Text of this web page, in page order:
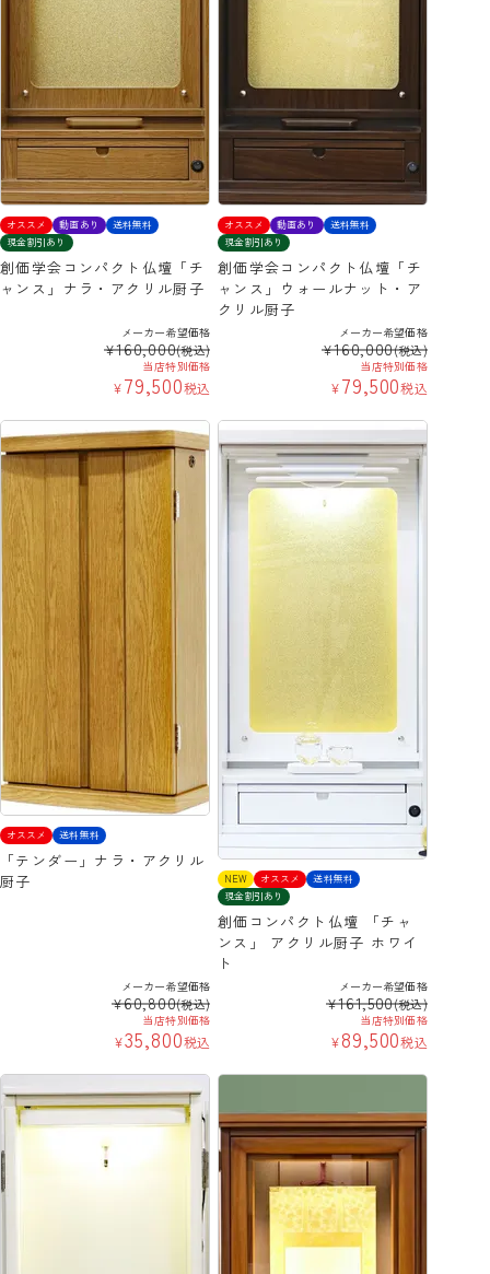
オススメ 動画あり
送料無料
現金割引あり
創価学会コンパクト仏壇「チ
ャンス」ナラ・アクリル厨子
メーカー希望価格
¥160,000(税込)
当店特別価格
¥79,500税込
オススメ 動画あり
送料無料
現金割引あり
創価学会コンパクト仏壇「チ
ャンス」ウォールナット・ア
クリル厨子
メーカー希望価格
¥160,000(税込)
当店特別価格
¥79,500税込
オススメ 送料無料
「テンダー」ナラ・アクリル
厨子
メーカー希望価格
¥60,800(税込)
当店特別価格
¥35,800税込
NEW オススメ
送料無料
現金割引あり
創価コンパクト仏壇 「チャ
ンス」 アクリル厨子 ホワイ
ト
メーカー希望価格
¥161,500(税込)
当店特別価格
¥89,500税込